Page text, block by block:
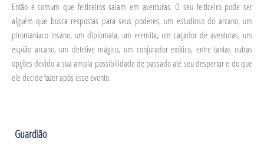
Então é comum que feiticeiros saiam em aventuras. O seu feiticeiro pode ser
alguém que busca respostas para seus poderes, um estudioso do arcano, um
piromaníaco insano, um diplomata, um eremita, um caçador de aventuras, um
espião arcano, um detetive mágico, um conjurador exótico, entre tantas outras
opções devido a sua ampla possibilidade de passado até seu despertar e do que
ele decide fazer após esse evento.
Guardião